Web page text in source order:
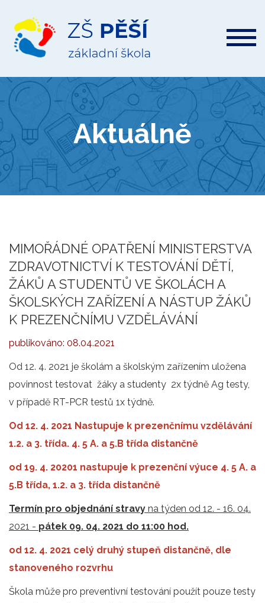
ZŠ
Pěší
Aktuálně
MIMOŘÁDNÉ OPATŘENÍ MINISTERSTVA
ZDRAVOTNICTVÍ K TESTOVÁNÍ DĚTÍ,
ŽÁKŮ A STUDENTŮ VE ŠKOLÁCH A
ŠKOLSKÝCH ZAŘÍZENÍ A NÁSTUP ŽÁKŮ
K PREZENČNÍMU VZDĚLÁVÁNÍ
publikováno: 08.04.2021
Od 12. 4. 2021 je školám a školským zařízením uložena
povinnost testovat žáky a studenty 2x týdně Ag testy,
v případě RT-PCR testů 1x týdně.
Od 12. 4. 2021 Nastupuje k prezenčnímu vzdělávání
1.2. a 3. třída. 4. 5 A. a 5.B třída distančně
od 19. 4. 20201 nastupuje k prezenční výuce 4. 5 A. a
5.B třída, 1.2. a 3. třída distančně
Termín pro objednání stravy na týden od 12. - 16. 04.
2021 - pátek 09. 04. 2021 do 11:00 hod.
od 12. 4. 2021 celý druhý stupeň distančně, dle
stanoveného rozvrhu
Škola může pro preventivní testování použít pouze testy